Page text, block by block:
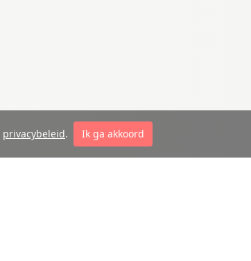
privacybeleid. Ik ga akkoord